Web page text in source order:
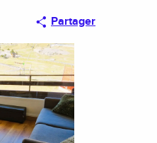
Partager